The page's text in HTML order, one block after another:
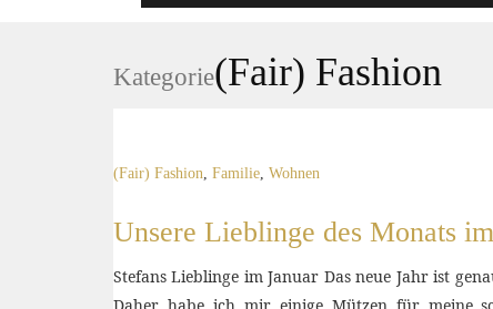
Kategorie(Fair) Fashion
(Fair) Fashion, Familie, Wohnen
Unsere Lieblinge des Monats
Stefans Lieblinge im Januar Das neue Jahr ist